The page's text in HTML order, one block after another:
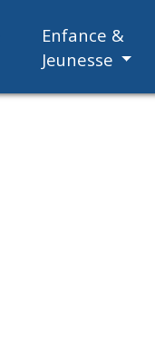
Enfance &
Jeunesse